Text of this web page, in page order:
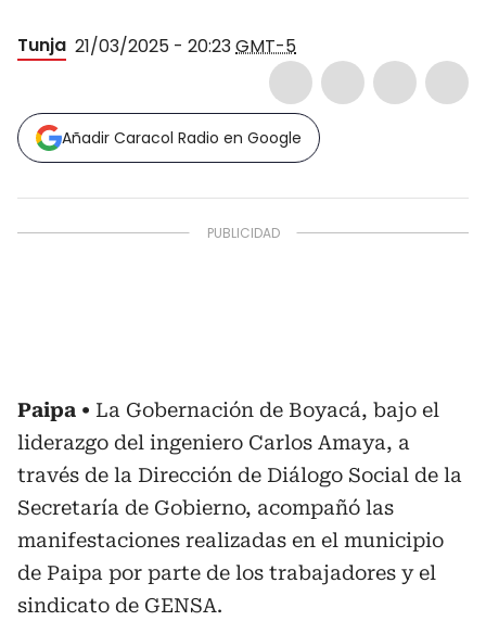
Tunja 21/03/2025 - 20:23GMT-5
Añadir Caracol Radio en Google
Paipa
La Gobernación de Boyacá, bajo el
liderazgo del ingeniero Carlos Amaya, a
través de la Dirección de Diálogo Social de la
Secretaría de Gobierno, acompañó las
manifestaciones realizadas en el municipio
de Paipa por parte de los trabajadores y el
sindicato de GENSA.